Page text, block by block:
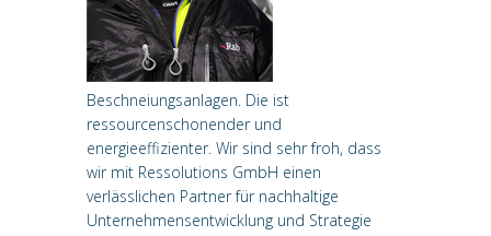
Beschneiungsanlagen. Die ist
ressourcenschonender und
energieeffizienter. Wir sind sehr froh, dass
wir mit Ressolutions GmbH einen
verlässlichen Partner für nachhaltige
Unternehmensentwicklung und Strategie